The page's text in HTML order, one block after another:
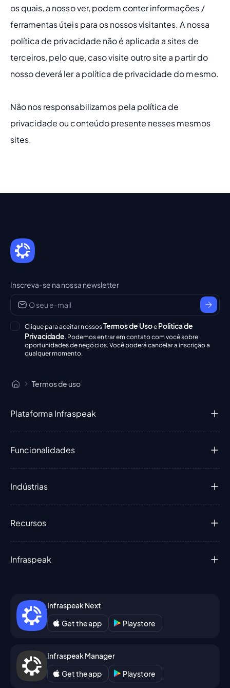
os quais, a nosso ver, podem conter informações /
ferramentas úteis para os nossos visitantes. A nossa
política de privacidade não é aplicada a sites de
terceiros, pelo que, caso visite outro site a partir do
nosso deverá ler a política de privacidade do mesmo.
Não nos responsabilizamos pela política de
privacidade ou conteúdo presente nesses mesmos
sites.
Inscreva-se na nossa newsletter
Clique para aceitar nossosTermos de Usoe Politica de
Privacidade. Podemos entrar em contato com você sobre
oportunidades de negócios. Você poderá cancelar a inscrição a
qualquer momento.
Termos de uso
Plataforma Infraspeak
Funcionalidades
Indústrias
Recursos
Infraspeak
Infraspeak Next
Get the app
Playstore
Infraspeak Manager
Get the app
Playstore